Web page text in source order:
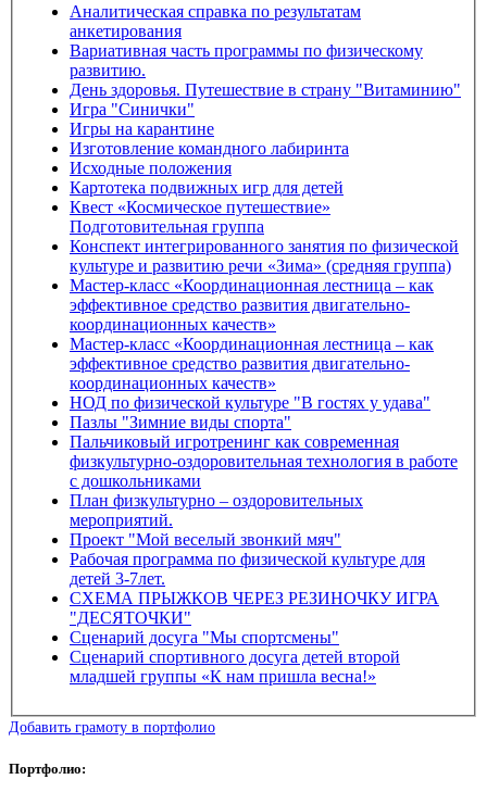
Аналитическая справка по результатам
анкетирования
Вариативная часть программы по физическому
развитию.
День здоровья. Путешествие в страну "Витаминию"
Игра "Синички"
Игры на карантине
Изготовление командного лабиринта
Исходные положения
Картотека подвижных игр для детей
Квест «Космическое путешествие»
Подготовительная группа
Конспект интегрированного занятия по физической
культуре и развитию речи «Зима» (средняя группа)
Мастер-класс «Координационная лестница – как
эффективное средство развития двигательно-
координационных качеств»
Мастер-класс «Координационная лестница – как
эффективное средство развития двигательно-
координационных качеств»
НОД по физической культуре "В гостях у удава"
Пазлы "Зимние виды спорта"
Пальчиковый игротренинг как современная
физкультурно-оздоровительная технология в работе
с дошкольниками
План физкультурно – оздоровительных
мероприятий.
Проект "Мой веселый звонкий мяч"
Рабочая программа по физической культуре для
детей 3-7лет.
СХЕМА ПРЫЖКОВ ЧЕРЕЗ РЕЗИНОЧКУ ИГРА
"ДЕСЯТОЧКИ"
Сценарий досуга "Мы спортсмены"
Сценарий спортивного досуга детей второй
младшей группы «К нам пришла весна!»
Добавить грамоту в портфолио
Портфолио: